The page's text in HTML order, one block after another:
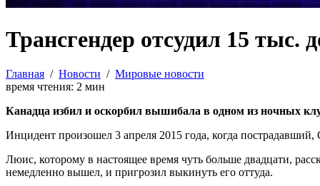
Трансгендер отсудил 15 тыс.
Главная / Новости / Мировые новости
время чтения: 2 мин
Канадца избил и оскорбил вышибала в одном из ночных
Инцидент произошел 3 апреля 2015 года, когда
Люис, которому в настоящее время чуть больше двадцати,
немедленно вышел, и пригрозил выкинуть его оттуда.